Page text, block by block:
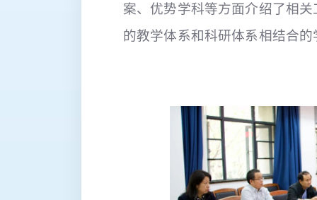
案、优势学科等方面介绍了相
的教学体系和科研体系相结合